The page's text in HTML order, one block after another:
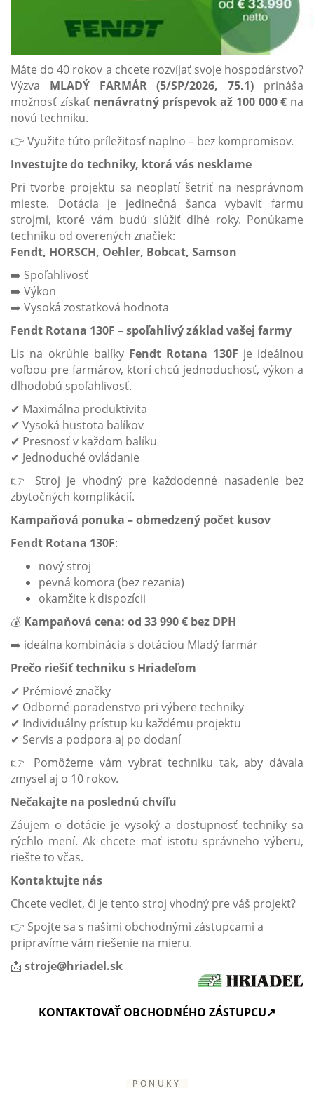
Máte do 40 rokov a chcete rozvíjať svoje hospodárstvo?
Výzva MLADÝ FARMÁR (5/SP/2026, 75.1) prináša
možnosť získať nenávratný príspevok až 100 000 € na
novú techniku.
👉 Využite túto príležitosť naplno – bez kompromisov.
Investujte do techniky, ktorá vás nesklame
Pri tvorbe projektu sa neoplatí šetriť na nesprávnom
mieste. Dotácia je jedinečná šanca vybaviť farmu
strojmi, ktoré vám budú slúžiť dlhé roky. Ponúkame
techniku od overených značiek:
Fendt, HORSCH, Oehler, Bobcat, Samson
➡️ Spoľahlivosť
➡️ Výkon
➡️ Vysoká zostatková hodnota
Fendt Rotana 130F – spoľahlivý základ vašej farmy
Lis na okrúhle balíky Fendt Rotana 130F je ideálnou
voľbou pre farmárov, ktorí chcú jednoduchosť, výkon a
dlhodobú spoľahlivosť.
✔ Maximálna produktivita
✔ Vysoká hustota balíkov
✔ Presnosť v každom balíku
✔ Jednoduché ovládanie
👉 Stroj je vhodný pre každodenné nasadenie bez
zbytočných komplikácií.
Kampaňová ponuka – obmedzený počet kusov
Fendt Rotana 130F:
nový stroj
pevná komora (bez rezania)
okamžite k dispozícii
💰 Kampaňová cena: od 33 990 € bez DPH
➡️ ideálna kombinácia s dotáciou Mladý farmár
Prečo riešiť techniku s Hriadeľom
✔ Prémiové značky
✔ Odborné poradenstvo pri výbere techniky
✔ Individuálny prístup ku každému projektu
✔ Servis a podpora aj po dodaní
👉 Pomôžeme vám vybrať techniku tak, aby dávala
zmysel aj o 10 rokov.
Nečakajte na poslednú chvíľu
Záujem o dotácie je vysoký a dostupnosť techniky sa
rýchlo mení. Ak chcete mať istotu správneho výberu,
riešte to včas.
Kontaktujte nás
Chcete vedieť, či je tento stroj vhodný pre váš projekt?
👉 Spojte sa s našimi obchodnými zástupcami a
pripravíme vám riešenie na mieru.
📩 stroje@hriadel.sk
KONTAKTOVAŤ OBCHODNÉHO ZÁSTUPCU↗
PONUKY